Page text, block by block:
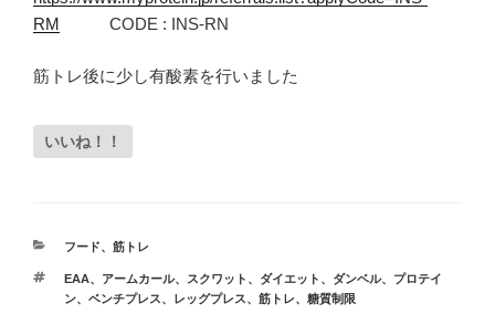
RM CODE : INS-RN
筋トレ後に少し有酸素を行いました
いいね！！
カ
ゴ
リ
フード、 筋トレ
タ
グ
EAA、 アームカール、 スクワット 、 ダイエット 、 ダンベル、
プロテイ
ン、 ベンチプレス、 レッグプレス、 筋トレ、 糖質制限